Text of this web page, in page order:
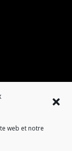
web et notre